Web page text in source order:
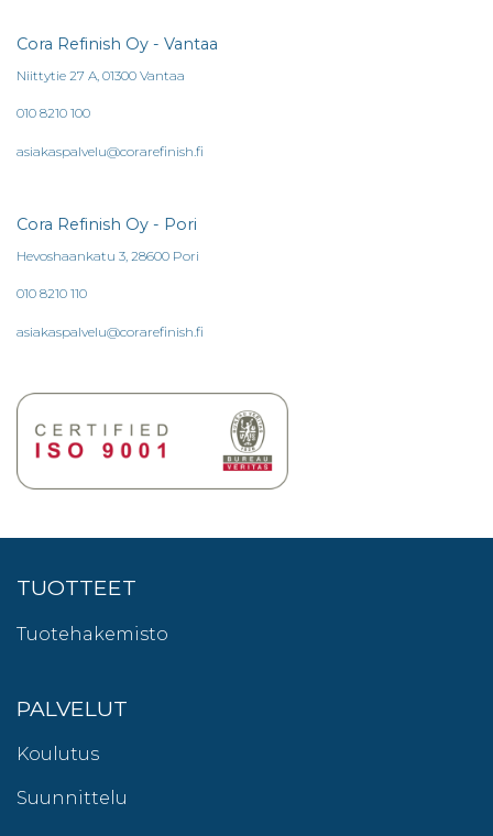
Cora Refinish Oy - Vantaa
Niittytie 27 A, 01300 Vantaa
010 8210 100
asiakaspalvelu@corarefinish.fi
Cora Refinish Oy - Pori
Hevoshaankatu 3, 28600 Pori
010 8210 110
asiakaspalvelu@corarefinish.fi
TUOTTEET
Tuotehakemisto
PALVELUT
Koulutus
Suunnittelu